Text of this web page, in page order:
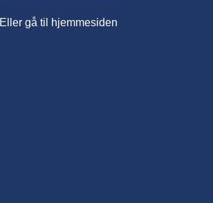
Eller gå til hjemmesiden